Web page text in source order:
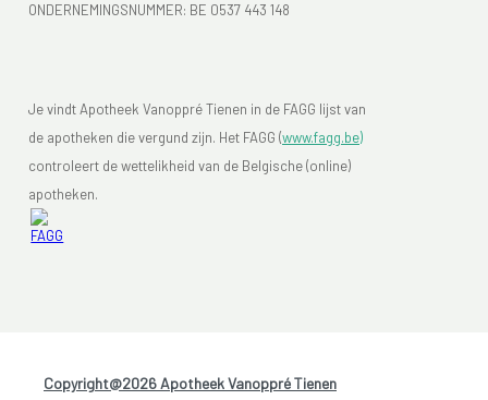
ONDERNEMINGSNUMMER: BE 0537 443 148
Je vindt Apotheek Vanoppré Tienen in de FAGG lijst van
de apotheken die vergund zijn. Het FAGG (www.fagg.be)
controleert de wettelikheid van de Belgische (online)
apotheken.
Copyright@2026 Apotheek Vanoppré Tienen